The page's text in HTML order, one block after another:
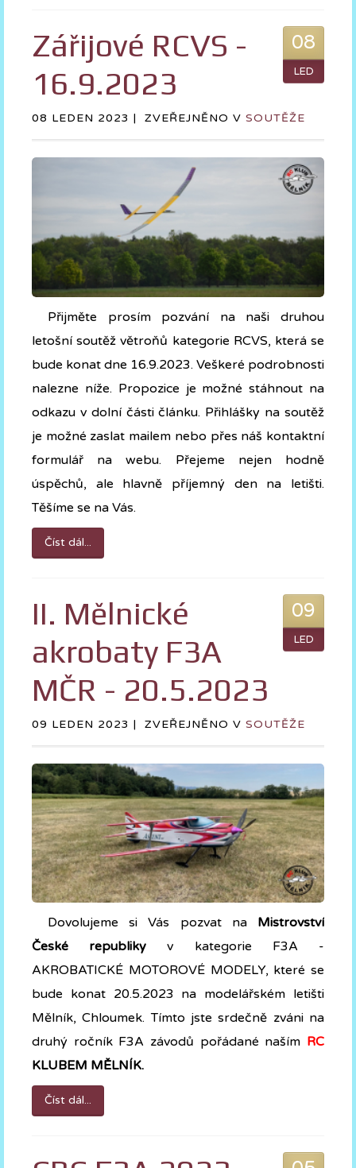
08
LED
Zářijové RCVS -
16.9.2023
08 LEDEN 2023 | ZVEŘEJNĚNO V SOUTĚŽE
Přijměte prosím pozvání na naši druhou
letošní soutěž větroňů kategorie RCVS, která se
bude konat dne 16.9.2023. Veškeré podrobnosti
nalezne níže. Propozice je možné stáhnout na
odkazu v dolní části článku. Přihlášky na soutěž
je možné zaslat mailem nebo přes náš kontaktní
formulář na webu. Přejeme nejen hodně
úspěchů, ale hlavně příjemný den na letišti.
Těšíme se na Vás.
Číst dál...
09
LED
II. Mělnické
akrobaty F3A
MČR - 20.5.2023
09 LEDEN 2023 | ZVEŘEJNĚNO V SOUTĚŽE
Dovolujeme si Vás pozvat na Mistrovství
České republiky v kategorie F3A -
AKROBATICKÉ MOTOROVÉ MODELY, které se
bude konat 20.5.2023 na modelářském letišti
Mělník, Chloumek. Tímto jste srdečně zváni na
druhý ročník F3A závodů pořádané naším RC
KLUBEM MĚLNÍK.
Číst dál...